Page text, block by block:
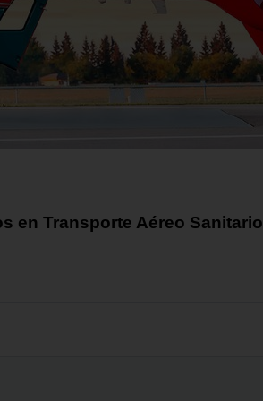
en Transporte Aéreo Sanitario